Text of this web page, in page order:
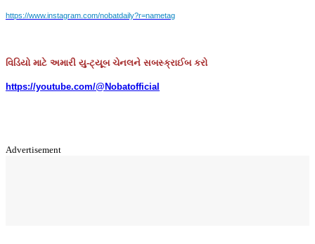
https://www.instagram.com/nobatdaily?r=nametag
વિડિયો માટે અમારી યુ-ટ્યૂબ ચેનલને સબસ્ક્રાઈબ કરો
https://youtube.com/@Nobatofficial
Advertisement